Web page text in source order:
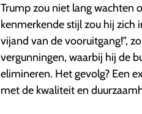
Trump zou niet lang wachten
kenmerkende stijl zou hij zich
vijand van de vooruitgang!",
vergunningen, waarbij hij de
elimineren. Het gevolg? Een
met de kwaliteit en